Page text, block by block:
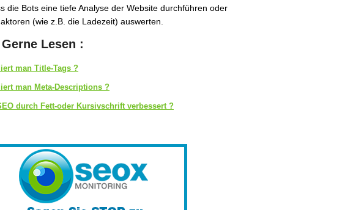
die Bots eine tiefe Analyse der Website durchführen oder
(wie z.B. die Ladezeit) auswerten.
Lesen :
man Title-Tags ?
man Meta-Descriptions ?
durch Fett-oder Kursivschrift verbessert ?